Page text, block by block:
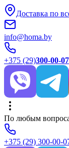
Доставка по
info@homa.by
+375 (29)300-00-07
По любым
+375 (29) 300-00-